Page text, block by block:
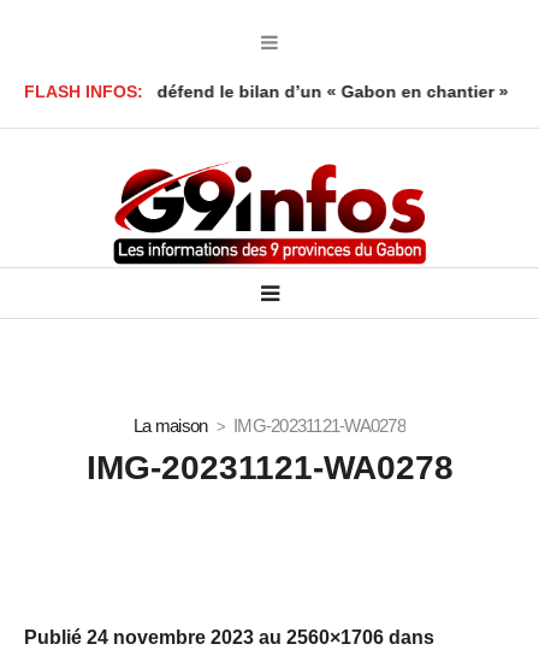
FLASH INFOS:
Foumboula défend le bilan d’un « Gabon en chantier » Mort
La maison IMG-20231121-WA0278
IMG-20231121-WA0278
Publié 24 novembre 2023 au 2560×1706 dans